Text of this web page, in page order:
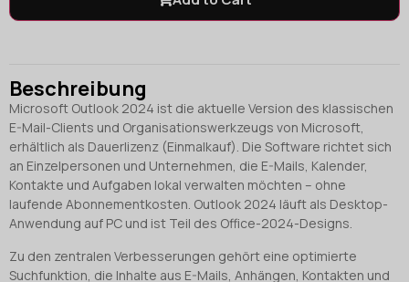
Beschreibung
Microsoft Outlook 2024 ist die aktuelle Version des klassischen
E-Mail-Clients und Organisationswerkzeugs von Microsoft,
erhältlich als Dauerlizenz (Einmalkauf). Die Software richtet sich
an Einzelpersonen und Unternehmen, die E-Mails, Kalender,
Kontakte und Aufgaben lokal verwalten möchten – ohne
laufende Abonnementkosten. Outlook 2024 läuft als Desktop-
Anwendung auf PC und ist Teil des Office-2024-Designs.
Zu den zentralen Verbesserungen gehört eine optimierte
Suchfunktion, die Inhalte aus E-Mails, Anhängen, Kontakten und